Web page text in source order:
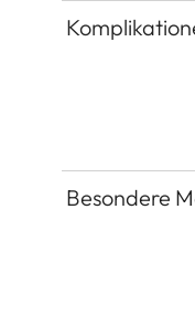
Besondere